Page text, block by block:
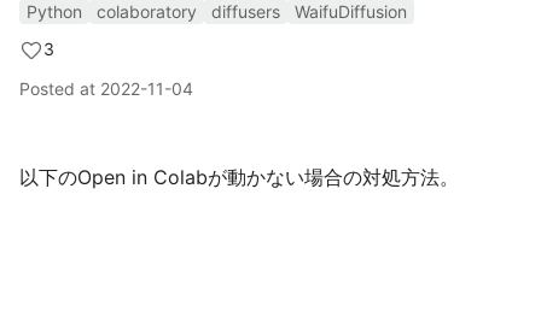
Python colaboratory diffusers
WaifuDiffusion
3
Posted at 2022-11-04
以下のOpen in Colabが動かない場合の対処方法。